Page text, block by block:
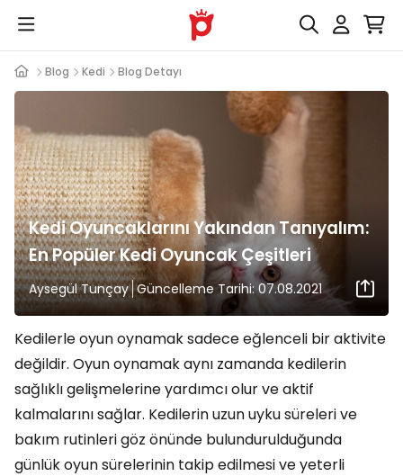
Blog Kedi Blog Detayı
Kedi Oyuncaklarını Yakından Tanıyalım:
En Popüler Kedi Oyuncak Çeşitleri
Aysegül Tunçay Güncelleme Tarihi: 07.08.2021
Kedilerle oyun oynamak sadece eğlenceli bir aktivite
değildir. Oyun oynamak aynı zamanda kedilerin
sağlıklı gelişmelerine yardımcı olur ve aktif
kalmalarını sağlar. Kedilerin uzun uyku süreleri ve
bakım rutinleri göz önünde bulundurulduğunda
günlük oyun sürelerinin takip edilmesi ve yeterli